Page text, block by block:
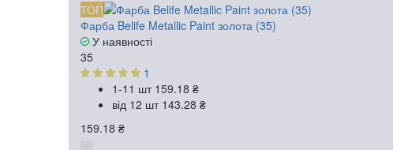
ТОП
Фарба Belife Metallic Paint золота (35)
У наявності
35
1
1-11 шт 159.18 ₴
від 12 шт 143.28 ₴
159.18 ₴